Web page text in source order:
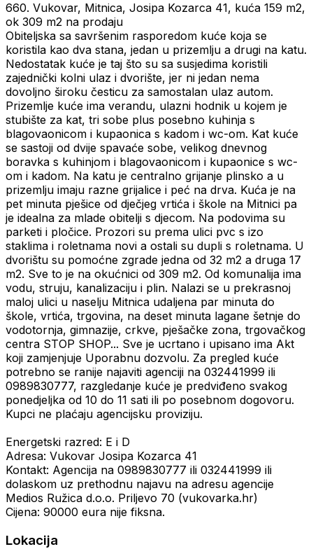
660. Vukovar, Mitnica, Josipa Kozarca 41, kuća 159 m2,
ok 309 m2 na prodaju
Obiteljska sa savršenim rasporedom kuće koja se
koristila kao dva stana, jedan u prizemlju a drugi na katu.
Nedostatak kuće je taj što su sa susjedima koristili
zajednički kolni ulaz i dvorište, jer ni jedan nema
dovoljno široku česticu za samostalan ulaz autom.
Prizemlje kuće ima verandu, ulazni hodnik u kojem je
stubište za kat, tri sobe plus posebno kuhinja s
blagovaonicom i kupaonica s kadom i wc-om. Kat kuće
se sastoji od dvije spavaće sobe, velikog dnevnog
boravka s kuhinjom i blagovaonicom i kupaonice s wc-
om i kadom. Na katu je centralno grijanje plinsko a u
prizemlju imaju razne grijalice i peć na drva. Kuća je na
pet minuta pješice od dječjeg vrtića i škole na Mitnici pa
je idealna za mlade obitelji s djecom. Na podovima su
parketi i pločice. Prozori su prema ulici pvc s izo
staklima i roletnama novi a ostali su dupli s roletnama. U
dvorištu su pomoćne zgrade jedna od 32 m2 a druga 17
m2. Sve to je na okućnici od 309 m2. Od komunalija ima
vodu, struju, kanalizaciju i plin. Nalazi se u prekrasnoj
maloj ulici u naselju Mitnica udaljena par minuta do
škole, vrtića, trgovina, na deset minuta lagane šetnje do
vodotornja, gimnazije, crkve, pješačke zona, trgovačkog
centra STOP SHOP... Sve je ucrtano i upisano ima Akt
koji zamjenjuje Uporabnu dozvolu. Za pregled kuće
potrebno se ranije najaviti agenciji na 032441999 ili
0989830777, razgledanje kuće je predviđeno svakog
ponedjeljka od 10 do 11 sati ili po posebnom dogovoru.
Kupci ne plaćaju agencijsku proviziju.
Energetski razred: E i D
Adresa: Vukovar Josipa Kozarca 41
Kontakt: Agencija na 0989830777 ili 032441999 ili
dolaskom uz prethodnu najavu na adresu agencije
Medios Ružica d.o.o. Priljevo 70 (vukovarka.hr)
Cijena: 90000 eura nije fiksna.
Lokacija